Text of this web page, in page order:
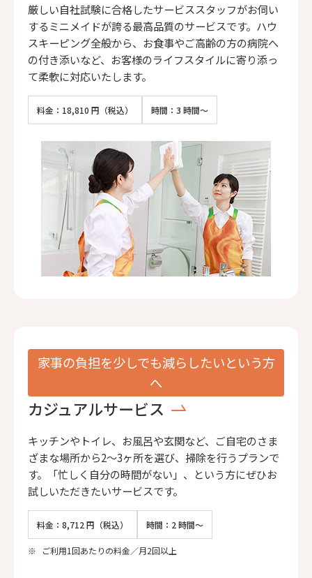
厳しい自社試験に合格したサービススタッフがお伺い
するミニメイドが誇る最高品質のサービスです。ハウ
スキーピング全般から、お食事やご高齢の方の病院へ
の付き添いなど、お客様のライフスタイルに寄り添っ
て柔軟に対応いたします。
料金：18,810 円（税込） 時間：3 時間～
家事の負担を少しでも減らしたいという方
へ
カジュアルサービス
キッチンやトイレ、お風呂や玄関など、ご自宅のさま
ざまな場所から2〜3ヶ所を選び、掃除を行うプランで
す。「忙しく自分の時間がない」、という方にぜひお
試しいただきたいサービスです。
料金：8,712 円（税込） 時間：2 時間～
※ ご利用1回あたりの料金／月2回以上